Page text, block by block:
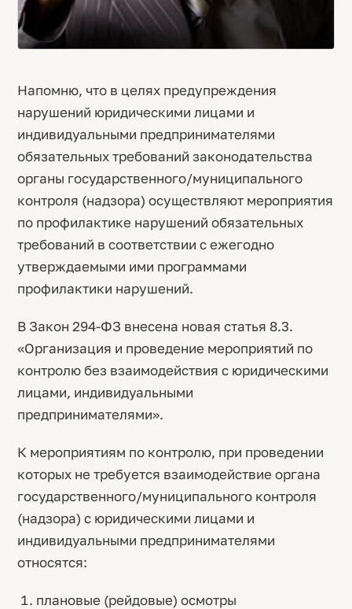
Напомню, что в целях предупреждения
нарушений юридическими лицами и
индивидуальными предпринимателями
обязательных требований законодательства
органы государственного/муниципального
контроля (надзора) осуществляют мероприятия
по профилактике нарушений обязательных
требований в соответствии с ежегодно
утверждаемыми ими программами
профилактики нарушений.
В Закон 294-ФЗ внесена новая статья 8.3.
«Организация и проведение мероприятий по
контролю без взаимодействия с юридическими
лицами, индивидуальными
предпринимателями».
К мероприятиям по контролю, при проведении
которых не требуется взаимодействие органа
государственного/муниципального контроля
(надзора) с юридическими лицами и
индивидуальными предпринимателями
относятся:
плановые (рейдовые) осмотры